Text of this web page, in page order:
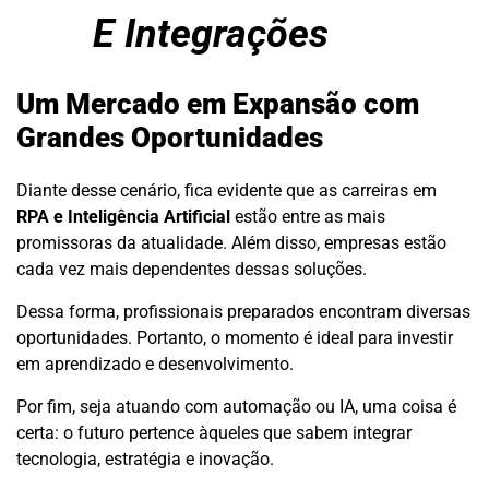
E Integrações
Um Mercado em Expansão com
Grandes Oportunidades
Diante desse cenário, fica evidente que as carreiras em
RPA e Inteligência Artificial estão entre as mais
promissoras da atualidade. Além disso, empresas estão
cada vez mais dependentes dessas soluções.
Dessa forma, profissionais preparados encontram diversas
oportunidades. Portanto, o momento é ideal para investir
em aprendizado e desenvolvimento.
Por fim, seja atuando com automação ou IA, uma coisa é
certa: o futuro pertence àqueles que sabem integrar
tecnologia, estratégia e inovação.